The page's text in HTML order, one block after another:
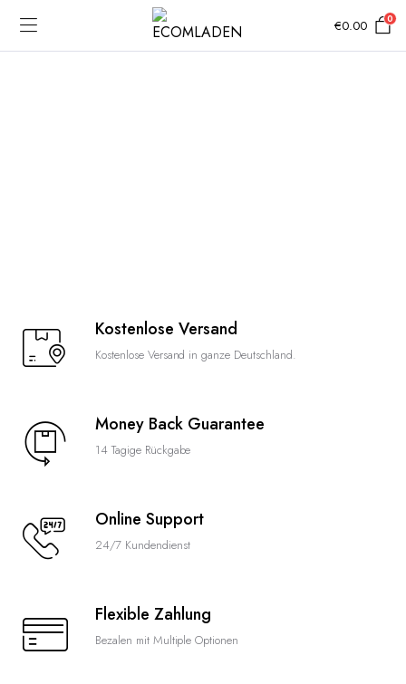
€0.00 0
Kostenlose Versand
Kostenlose Versand in ganze Deutschland.
Money Back Guarantee
14 Tagige Rückgabe
Online Support
24/7 Kundendienst
Flexible Zahlung
Bezalen mit Multiple Optionen